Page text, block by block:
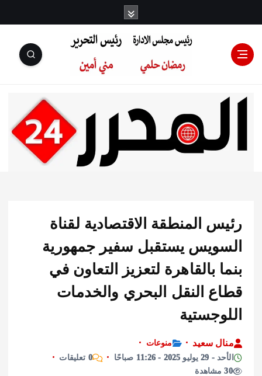
رئيس مجلس
الإدارة: رمضان
التحرير:مني أمين
المنطقة الاقتصادية لقناة
يستقبل سفير جمهورية
بالقاهرة لتعزيز التعاون في
النقل البحري والخدمات
سعيد
منوعات
0 تعليقات